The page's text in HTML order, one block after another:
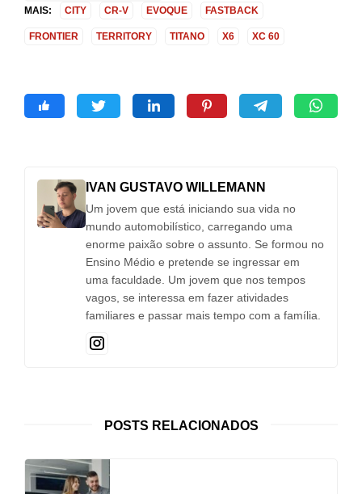
MAIS:
CITY CR-V EVOQUE FASTBACK
FRONTIER TERRITORY TITANO X6 XC 60
IVAN GUSTAVO WILLEMANN
Um jovem que está iniciando sua vida no
mundo automobilístico, carregando uma
enorme paixão sobre o assunto. Se formou no
Ensino Médio e pretende se ingressar em
uma faculdade. Um jovem que nos tempos
vagos, se interessa em fazer atividades
familiares e passar mais tempo com a família.
POSTS RELACIONADOS